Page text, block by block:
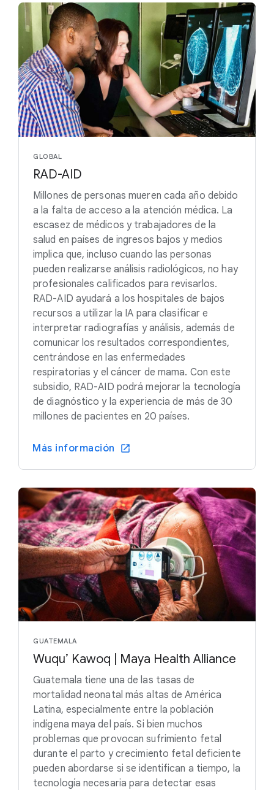
GLOBAL
RAD-AID
Millones de personas mueren cada año debido
a la falta de acceso a la atención médica. La
escasez de médicos y trabajadores de la
salud en países de ingresos bajos y medios
implica que, incluso cuando las personas
pueden realizarse análisis radiológicos, no hay
profesionales calificados para revisarlos.
RAD-AID ayudará a los hospitales de bajos
recursos a utilizar la IA para clasificar e
interpretar radiografías y análisis, además de
comunicar los resultados correspondientes,
centrándose en las enfermedades
respiratorias y el cáncer de mama. Con este
subsidio, RAD-AID podrá mejorar la tecnología
de diagnóstico y la experiencia de más de 30
millones de pacientes en 20 países.
Más información
GUATEMALA
Wuqu’ Kawoq | Maya Health Alliance
Guatemala tiene una de las tasas de
mortalidad neonatal más altas de América
Latina, especialmente entre la población
indígena maya del país. Si bien muchos
problemas que provocan sufrimiento fetal
durante el parto y crecimiento fetal deficiente
pueden abordarse si se identifican a tiempo, la
tecnología necesaria para detectar esas